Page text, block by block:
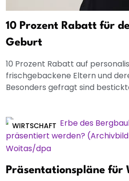
10 Prozent Rabatt für
Geburt
10 Prozent Rabatt auf
frischgebackene Eltern und
Besonders gefragt sind
WIRTSCHAFT
Präsentationspläne für